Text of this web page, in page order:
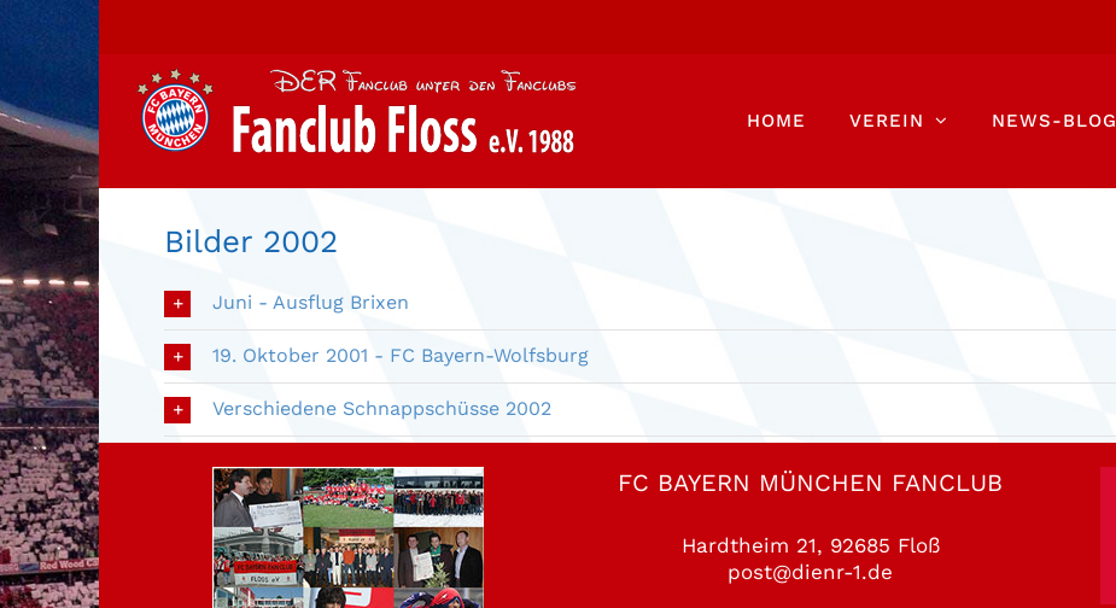
HOME VEREIN NEWS-BLOG
Bilder 2002
Juni - Ausflug Brixen
19. Oktober 2001 - FC Bayern-Wolfsburg
Verschiedene Schnappschüsse 2002
FC BAYERN MÜNCHEN FANCLUB
Hardtheim 21, 92685 Floß
post@dienr-1.de